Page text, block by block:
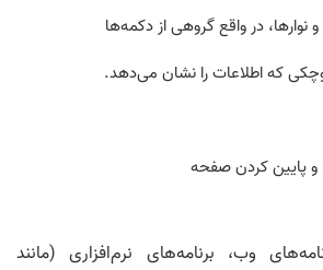
که اطلاعات را نشان می‌دهد.
و پایین کردن صفحه
وب، برنامه‌های نرم‌افزاری (مانند